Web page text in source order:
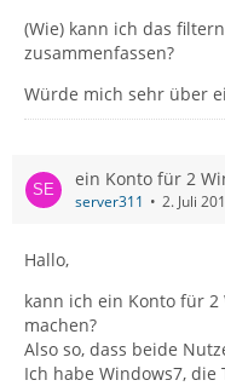
(Wie) kann ich das
zusammenfassen?
Würde mich sehr über
ein Konto für 2
server311 2. Juli
Hallo,
kann ich ein Konto für
machen?
Also so, dass beide
Ich habe Windows7, die